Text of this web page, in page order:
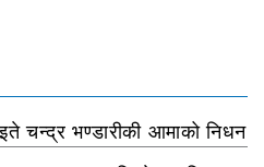
चन्द्र भण्डारीकी आमाको निधन